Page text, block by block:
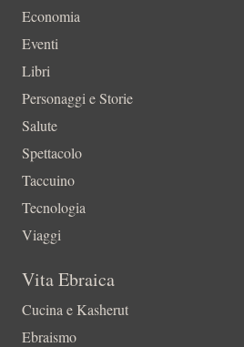
Economia
Eventi
Libri
Personaggi e Storie
Salute
Spettacolo
Taccuino
Tecnologia
Viaggi
Vita Ebraica
Cucina e Kasherut
Ebraismo